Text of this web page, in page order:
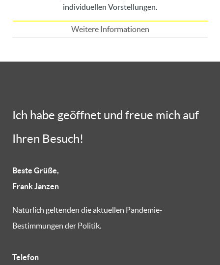
individuellen Vorstellungen.
Weitere Informationen
Ich habe geöffnet und freue mich auf
Ihren Besuch!
Beste Grüße,
Frank Janzen
Natürlich geltenden die aktuellen Pandemie-
Bestimmungen der Politik.
Telefon